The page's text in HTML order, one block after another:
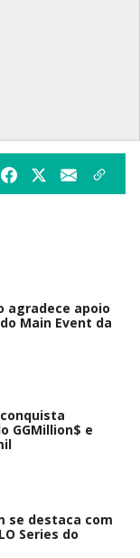
agradece apoio
Main Event da
GGMillion$ e
se destaca com
Series do